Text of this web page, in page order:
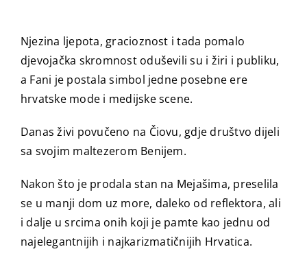
Njezina ljepota, gracioznost i tada pomalo
djevojačka skromnost oduševili su i žiri i publiku,
a Fani je postala simbol jedne posebne ere
hrvatske mode i medijske scene.
Danas živi povučeno na Čiovu, gdje društvo dijeli
sa svojim maltezerom Benijem.
Nakon što je prodala stan na Mejašima, preselila
se u manji dom uz more, daleko od reflektora, ali
i dalje u srcima onih koji je pamte kao jednu od
najelegantnijih i najkarizmatičnijih Hrvatica.